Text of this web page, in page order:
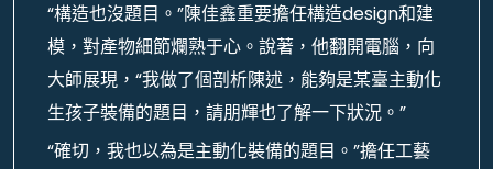
“構造也沒題目。”陳佳鑫重要擔任構造design和建
模，對產物細節爛熟于心。說著，他翻開電腦，向
大師展現，“我做了個剖析陳述，能夠是某臺主動化
生孩子裝備的題目，請朋輝也了解一下狀況。”
“確切，我也以為是主動化裝備的題目。”擔任工藝